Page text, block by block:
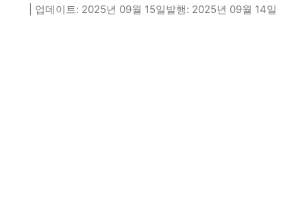
2025년 09월 15일 2025년 09월 14일